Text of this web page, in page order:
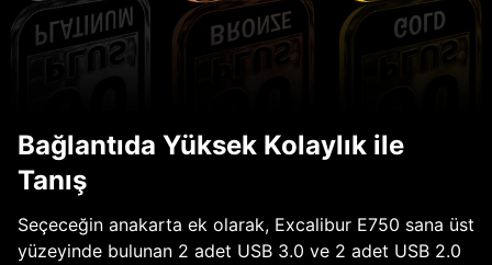
Bağlantıda Yüksek Kolaylık ile
Tanış
Seçeceğin anakarta ek olarak, Excalibur E750 sana üst
yüzeyinde bulunan 2 adet USB 3.0 ve 2 adet USB 2.0